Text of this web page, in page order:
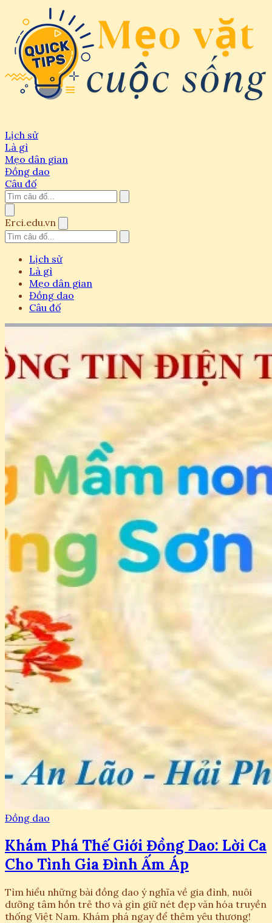
Lịch sử
Là gì
Mẹo dân gian
Đồng dao
Câu đố
Erci.edu.vn
Lịch sử
Là gì
Mẹo dân gian
Đồng dao
Câu đố
Đồng dao
Khám Phá Thế Giới Đồng Dao: Lời Ca
Cho Tình Gia Đình Ấm Áp
Tìm hiểu những bài đồng dao ý nghĩa về gia đình, nuôi
dưỡng tâm hồn trẻ thơ và gìn giữ nét đẹp văn hóa truyền
thống Việt Nam. Khám phá ngay để thêm yêu thương!